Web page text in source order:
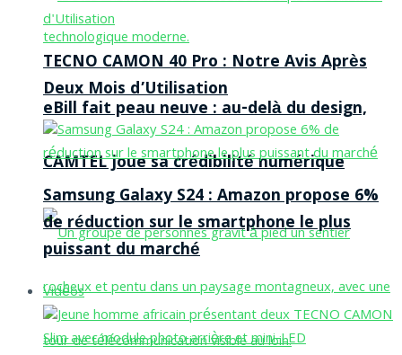
eBill fait peau neuve : au-delà du design,
CAMTEL joue sa crédibilité numérique
TECNO CAMON 40 Pro : Notre Avis Après
Deux Mois d’Utilisation
Samsung Galaxy S24 : Amazon propose 6%
de réduction sur le smartphone le plus
puissant du marché
Vidéos